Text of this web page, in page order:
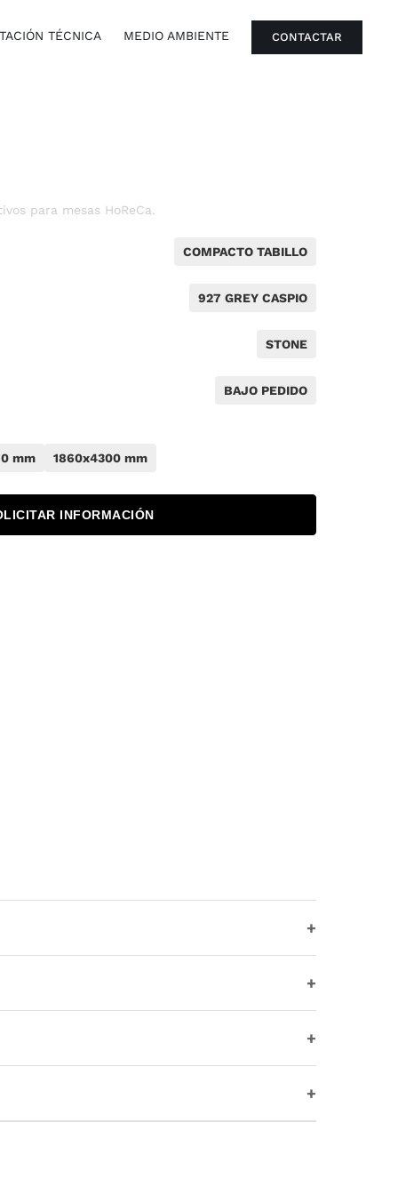
TÉCNICA MEDIO AMBIENTE CONTACTAR
para mesas HoReCa.
COMPACTO TABILLO
927 GREY CASPIO
STONE
BAJO PEDIDO
mm 1860x4300 mm
INFORMACIÓN